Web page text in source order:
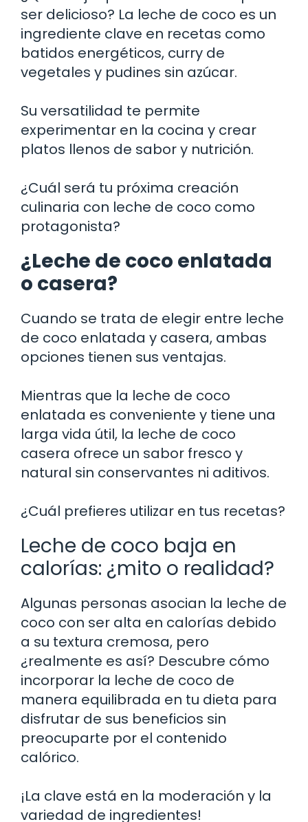
ser delicioso? La leche de coco es un
ingrediente clave en recetas como
batidos energéticos, curry de
vegetales y pudines sin azúcar.
Su versatilidad te permite
experimentar en la cocina y crear
platos llenos de sabor y nutrición.
¿Cuál será tu próxima creación
culinaria con leche de coco como
protagonista?
¿Leche de coco enlatada
o casera?
Cuando se trata de elegir entre leche
de coco enlatada y casera, ambas
opciones tienen sus ventajas.
Mientras que la leche de coco
enlatada es conveniente y tiene una
larga vida útil, la leche de coco
casera ofrece un sabor fresco y
natural sin conservantes ni aditivos.
¿Cuál prefieres utilizar en tus recetas?
Leche de coco baja en
calorías: ¿mito o realidad?
Algunas personas asocian la leche de
coco con ser alta en calorías debido
a su textura cremosa, pero
¿realmente es así? Descubre cómo
incorporar la leche de coco de
manera equilibrada en tu dieta para
disfrutar de sus beneficios sin
preocuparte por el contenido
calórico.
¡La clave está en la moderación y la
variedad de ingredientes!